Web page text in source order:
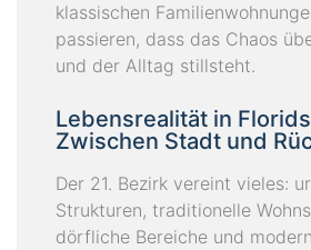
klassischen
passieren, dass das Chaos
und der Alltag stillsteht.
Lebensrealität in
Zwischen Stadt und
Der 21. Bezirk vereint vieles:
Strukturen, traditionelle
dörfliche Bereiche und